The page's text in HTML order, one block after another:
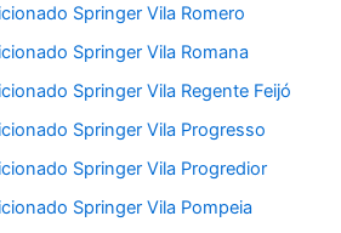
Springer Vila Romero
Springer Vila Romana
Springer Vila Regente Feijó
Springer Vila Progresso
Springer Vila Progredior
Springer Vila Pompeia